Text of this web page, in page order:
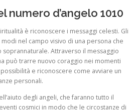
numero d’angelo 1010
è riconoscere i messaggi celesti. Gli
nel campo visivo di una persona che
Attraverso il messaggio
può trarre nuovo coraggio nei momenti
e riconoscere come avviare un
personali.
degli angeli, che faranno tutto il
cosmici in modo che le circostanze di